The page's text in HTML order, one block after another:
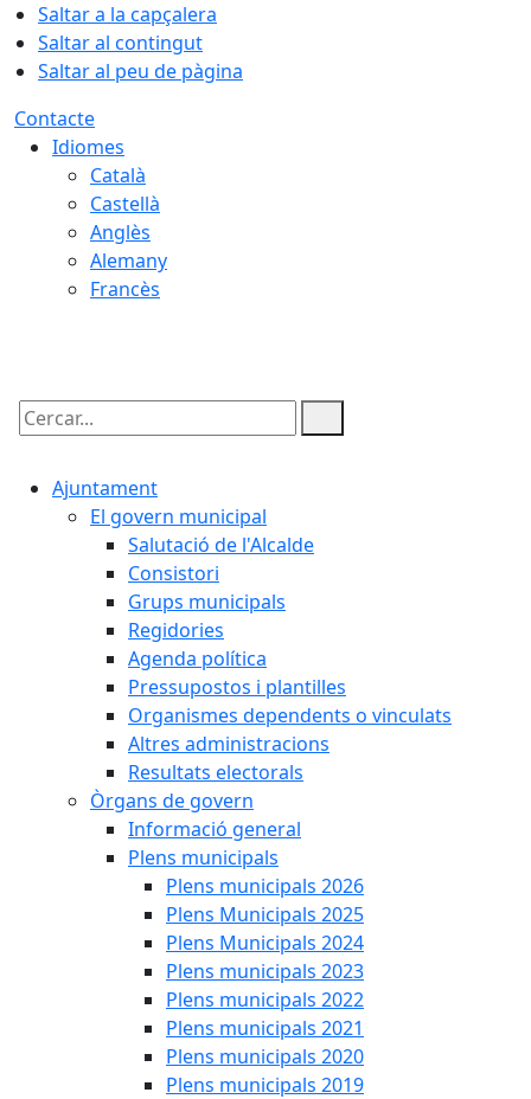
Saltar a la capçalera
Saltar al contingut
Saltar al peu de pàgina
Contacte
Idiomes
Català
Castellà
Anglès
Alemany
Francès
Cercar:
Ajuntament
El govern municipal
Salutació de l'Alcalde
Consistori
Grups municipals
Regidories
Agenda política
Pressupostos i plantilles
Organismes dependents o vinculats
Altres administracions
Resultats electorals
Òrgans de govern
Informació general
Plens municipals
Plens municipals 2026
Plens Municipals 2025
Plens Municipals 2024
Plens municipals 2023
Plens municipals 2022
Plens municipals 2021
Plens municipals 2020
Plens municipals 2019